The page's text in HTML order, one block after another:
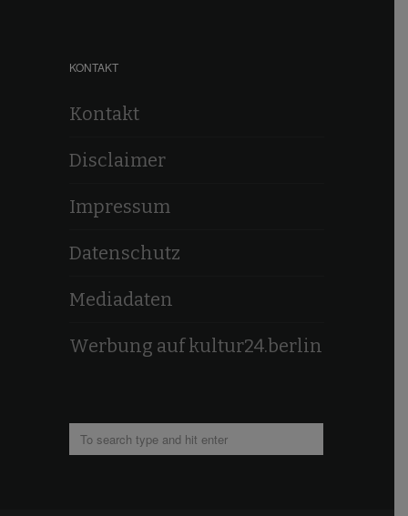
KONTAKT
Kontakt
Disclaimer
Impressum
Datenschutz
Mediadaten
Werbung auf kultur24.berlin